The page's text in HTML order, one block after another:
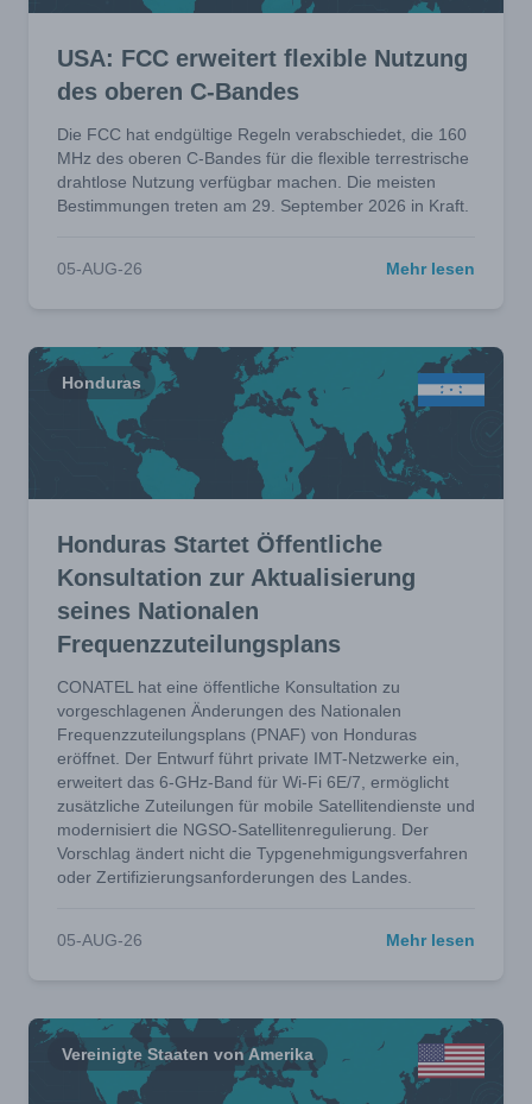
USA: FCC erweitert flexible Nutzung
des oberen C-Bandes
Die FCC hat endgültige Regeln verabschiedet, die 160
MHz des oberen C-Bandes für die flexible terrestrische
drahtlose Nutzung verfügbar machen. Die meisten
Bestimmungen treten am 29. September 2026 in Kraft.
05-AUG-26 Mehr lesen
Honduras
Honduras Startet Öffentliche
Konsultation zur Aktualisierung
seines Nationalen
Frequenzzuteilungsplans
CONATEL hat eine öffentliche Konsultation zu
vorgeschlagenen Änderungen des Nationalen
Frequenzzuteilungsplans (PNAF) von Honduras
eröffnet. Der Entwurf führt private IMT-Netzwerke ein,
erweitert das 6-GHz-Band für Wi-Fi 6E/7, ermöglicht
zusätzliche Zuteilungen für mobile Satellitendienste und
modernisiert die NGSO-Satellitenregulierung. Der
Vorschlag ändert nicht die Typgenehmigungsverfahren
oder Zertifizierungsanforderungen des Landes.
05-AUG-26 Mehr lesen
Vereinigte Staaten von Amerika